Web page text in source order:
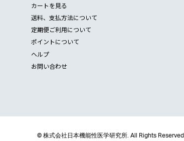
カートを見る
送料、支払方法について
定期便ご利用について
ポイントについて
ヘルプ
お問い合わせ
© 株式会社日本機能性医学研究所. All Rights Reserved.